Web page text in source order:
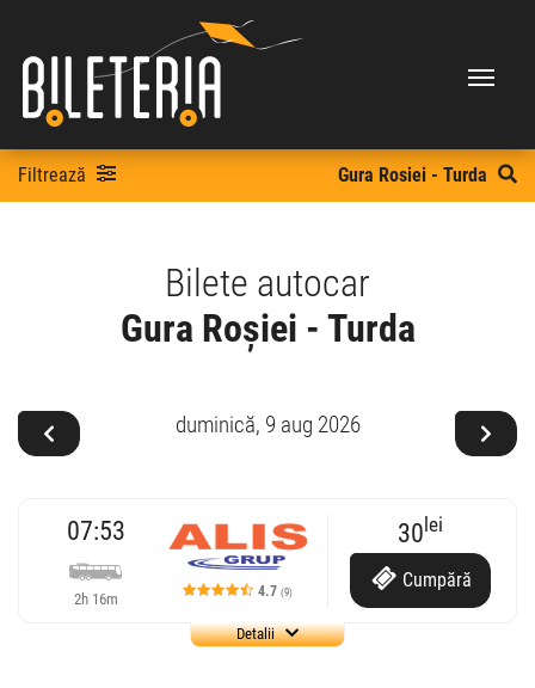
Filtrează Gura Rosiei - Turda
Bilete autocar
Gura Roșiei - Turda
duminică, 9 aug 2026
07:53
2h 16m 4.7 (9)
30 lei
Cumpără
Detalii